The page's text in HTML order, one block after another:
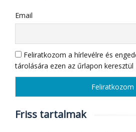
Email
Feliratkozom a hírlevélre és
tárolására ezen az űrlapon keresztül
Friss tartalmak